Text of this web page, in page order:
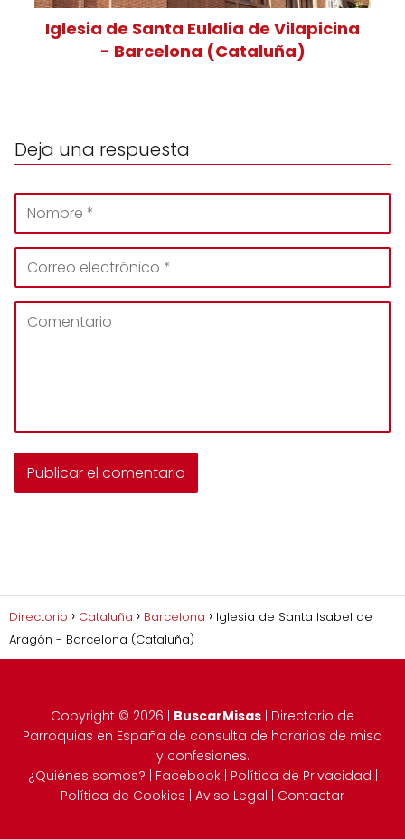
Iglesia de Santa Eulalia de Vilapicina
- Barcelona (Cataluña)
Deja una respuesta
Directorio Cataluña Barcelona
Iglesia de Santa Isabel de
Aragón - Barcelona (Cataluña)
Copyright © 2026 BuscarMisas | Directorio de
Parroquias en España de consulta de horarios de misa
y confesiones.
¿Quiénes somos?
Facebook| Política de Privacidad
Política de Cookies Aviso Legal Contactar